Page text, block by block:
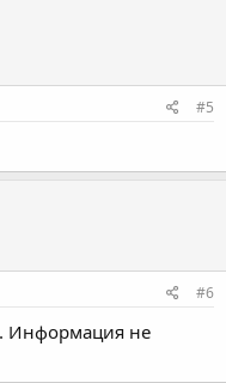
#5
#6
Информация не